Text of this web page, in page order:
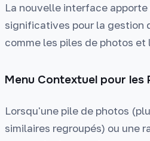
La nouvelle interface
significatives pour la gestion
comme les piles de photos et
Menu Contextuel pour les
Lorsqu'une pile de photos
similaires regroupés) ou une